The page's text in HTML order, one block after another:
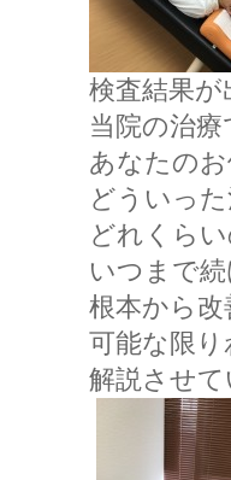
検査結果
当院の治
あなたの
どういっ
どれくら
いつまで
根本から
可能な限
解説させ